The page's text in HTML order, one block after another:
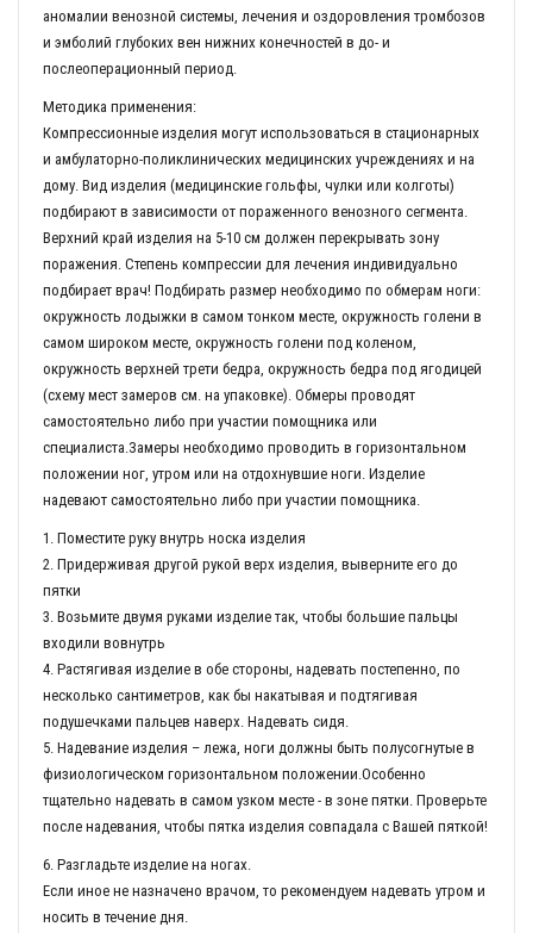
аномалии венозной системы, лечения и оздоровления тромбозов
и эмболий глубоких вен нижних конечностей в до- и
послеоперационный период.
Методика применения:
Компрессионные изделия могут использоваться в стационарных
и амбулаторно-поликлинических медицинских учреждениях и на
дому. Вид изделия (медицинские гольфы, чулки или колготы)
подбирают в зависимости от пораженного венозного сегмента.
Верхний край изделия на 5-10 см должен перекрывать зону
поражения. Степень компрессии для лечения индивидуально
подбирает врач! Подбирать размер необходимо по обмерам ноги:
окружность лодыжки в самом тонком месте, окружность голени в
самом широком месте, окружность голени под коленом,
окружность верхней трети бедра, окружность бедра под ягодицей
(схему мест замеров см. на упаковке). Обмеры проводят
самостоятельно либо при участии помощника или
специалиста.Замеры необходимо проводить в горизонтальном
положении ног, утром или на отдохнувшие ноги. Изделие
надевают самостоятельно либо при участии помощника.
1. Поместите руку внутрь носка изделия
2. Придерживая другой рукой верх изделия, выверните его до
пятки
3. Возьмите двумя руками изделие так, чтобы большие пальцы
входили вовнутрь
4. Растягивая изделие в обе стороны, надевать постепенно, по
несколько сантиметров, как бы накатывая и подтягивая
подушечками пальцев наверх. Надевать сидя.
5. Надевание изделия – лежа, ноги должны быть полусогнутые в
физиологическом горизонтальном положении.Особенно
тщательно надевать в самом узком месте - в зоне пятки. Проверьте
после надевания, чтобы пятка изделия совпадала с Вашей пяткой!
6. Разгладьте изделие на ногах.
Если иное не назначено врачом, то рекомендуем надевать утром и
носить в течение дня.